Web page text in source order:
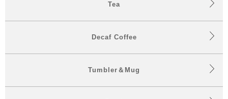
Tea
Decaf Coffee
Tumbler＆Mug